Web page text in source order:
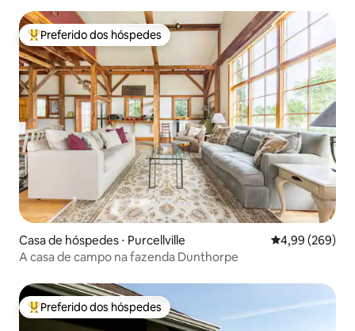
Entre os melhores preferidos dos hóspedes
Preferido dos hóspedes
Casa de hóspedes ⋅ Purcellville 4,99 de uma
4,99 (269)
A casa de campo na fazenda Dunthorpe
Entre os melhores preferidos dos hóspedes
Preferido dos hóspedes